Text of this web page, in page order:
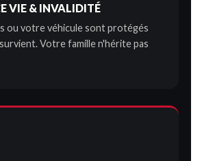
VIE & INVALIDITÉ
ou votre véhicule sont protégés
Votre famille n'hérite pas